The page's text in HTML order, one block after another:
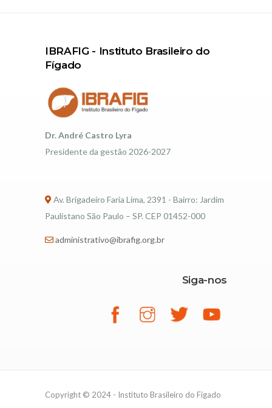
IBRAFIG - Instituto Brasileiro do
Fígado
Dr. André Castro Lyra
Presidente da gestão 2026-2027
Av. Brigadeiro Faria Lima, 2391 - Bairro: Jardim
Paulistano São Paulo – SP. CEP 01452-000
administrativo@ibrafig.org.br
Siga-nos
Copyright © 2024 - Instituto Brasileiro do Fígado